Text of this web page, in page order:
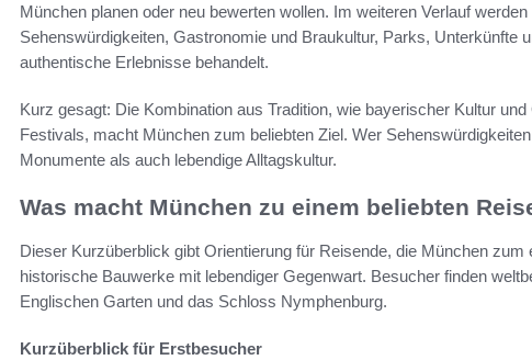
München planen oder neu bewerten wollen. Im weiteren Verlauf
Sehenswürdigkeiten, Gastronomie und Braukultur, Parks, Unterkünfte
authentische Erlebnisse behandelt.
Kurz gesagt: Die Kombination aus Tradition, wie bayerischer Kultur
Festivals, macht München zum beliebten Ziel. Wer
Monumente als auch lebendige Alltagskultur.
Was macht München zu einem beliebten
Dieser Kurzüberblick gibt Orientierung für Reisende, die München
historische Bauwerke mit lebendiger Gegenwart. Besucher finden
Englischen Garten und das Schloss Nymphenburg.
Kurzüberblick für Erstbesucher